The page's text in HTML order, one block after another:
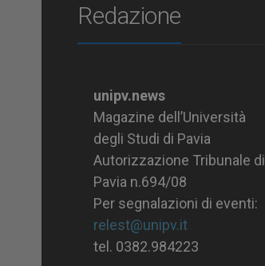
Redazione
unipv.news
Magazine dell’Università
degli Studi di Pavia
Autorizzazione Tribunale di
Pavia n.694/08
Per segnalazioni di eventi:
relest@unipv.it
tel. 0382.984223